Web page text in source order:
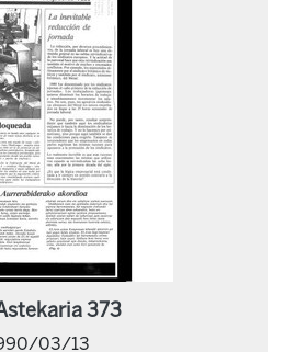
373
03/13